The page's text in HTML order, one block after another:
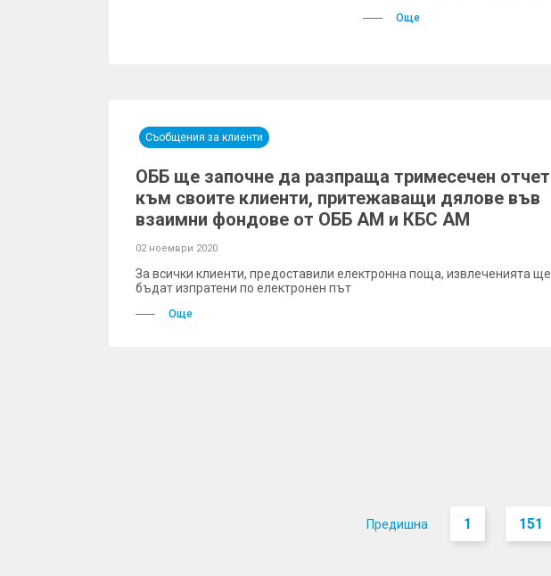
Още
Съобщения за клиенти
ОББ ще започне да разпраща тримесечен отчет
към своите клиенти, притежаващи дялове във
взаимни фондове от ОББ АМ и КБС АМ
02 ноември 2020
За всички клиенти, предоставили електронна поща, извлеченията ще
бъдат изпратени по електронен път
Още
Предишна 1 ... 151